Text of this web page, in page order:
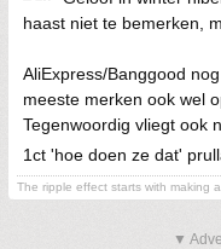
haast niet te bemerken,
AliExpress/Banggood
meeste merken ook wel
Tegenwoordig vliegt ook
1ct 'hoe doen ze dat'
The ripple effect starts with making
▼